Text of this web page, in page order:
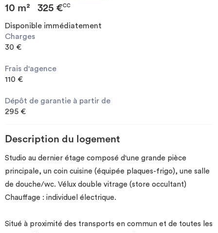
10 m² 325 €CC
Disponible immédiatement
Charges
30 €
Frais d'agence
110 €
Dépôt de garantie à partir de
295 €
Description du logement
Studio au dernier étage composé d'une grande pièce
principale, un coin cuisine (équipée plaques-frigo), une salle
de douche/wc. Vélux double vitrage (store occultant)
Chauffage : individuel électrique.
Situé à proximité des transports en commun et de toutes les